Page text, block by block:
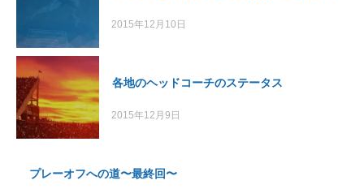
2015年12月10日
各地のヘッドコーチのステータス
2015年12月9日
プレーオフへの道〜最終回〜